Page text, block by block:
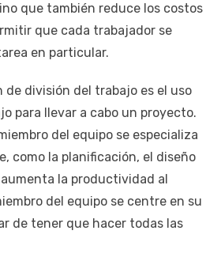
que también reduce los costos
que cada trabajador se
en particular.
de división del trabajo es el uso
para llevar a cabo un proyecto.
del equipo se especializa
como la planificación, el diseño
la productividad al
del equipo se centre en su
de tener que hacer todas las